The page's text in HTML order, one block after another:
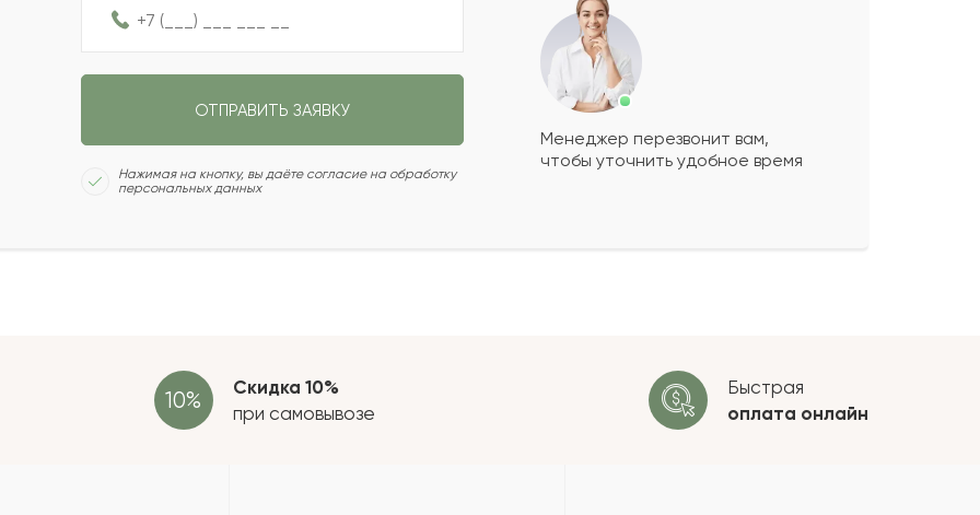
2022-10-19
2022-09-06
Сколько будет+?
ОСТАВИТЬ ОТЗЫВ
ОТПРАВИТЬ ЗАЯВКУ
Нажимая на кнопку, вы даёте согласие на обработку
персональных данных
Менеджер перезвонит вам,
чтобы уточнить удобное время
Скидка 10%
при самовывозе
Быстрая
оплата онлайн